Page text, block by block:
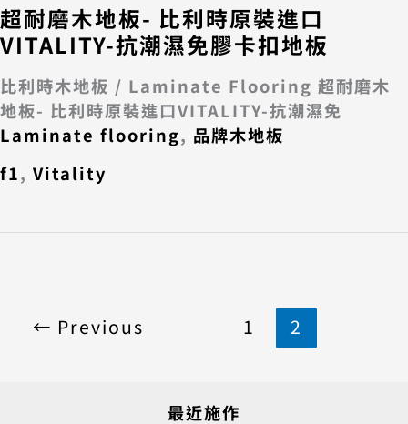
超耐磨木地板- 比利時原裝進口
VITALITY-抗潮濕免膠卡扣地板
比利時木地板 / Laminate Flooring 超耐磨木
地板- 比利時原裝進口VITALITY-抗潮濕免
Laminate flooring, 品牌木地板
f1, Vitality
← Previous 1 2
最近施作